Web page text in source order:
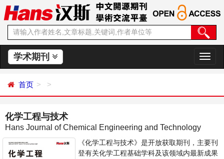
学术期刊
切
换
首页
化学工程与技术
Hans Journal of Chemical Engineering and Technology
《化学工程与技术》是开放获取期刊，主要刊
登有关化学工程基础学科及该领域内最新成果